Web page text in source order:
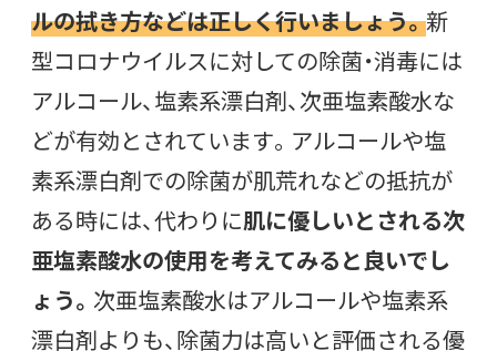
ルの拭き方などは正しく行いましょう。新
型コロナウイルスに対しての除菌・消毒には
アルコール、塩素系漂白剤、次亜塩素酸水な
どが有効とされています。アルコールや塩
素系漂白剤での除菌が肌荒れなどの抵抗が
ある時には、代わりに肌に優しいとされる次
亜塩素酸水の使用を考えてみると良いでし
ょう。 次亜塩素酸水はアルコールや塩素系
漂白剤よりも、除菌力は高いと評価される優